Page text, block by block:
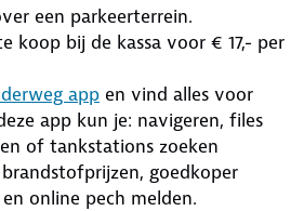
een parkeerterrein.
koop bij de kassa voor € 17,- per
app en vind alles voor
app kun je: navigeren, files
of tankstations zoeken
goedkoper
online pech melden.